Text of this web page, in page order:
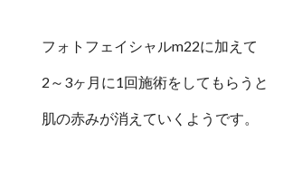
フォトフェイシャルm22に加えて
2～3ヶ月に1回施術をしてもらうと
肌の赤みが消えていくようです。